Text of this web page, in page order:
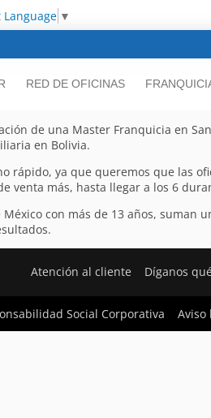
Language ▼
RED DE OFICINAS
de una Master Franquicia en
en Bolivia.
rápido, ya que queremos que las
venta más, hasta llegar a los 6
con más de 13 años, suman
Atención al cliente Díganos
Social Corporativa Aviso